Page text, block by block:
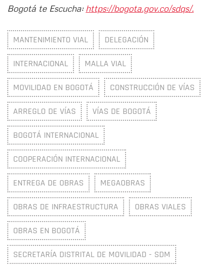
Bogotá te Escucha: https://bogota.gov.co/sdqs/.
MANTENIMIENTO VIAL DELEGACIÓN
INTERNACIONAL MALLA VIAL
MOVILIDAD EN BOGOTÁ CONSTRUCCIÓN DE VÍAS
ARREGLO DE VÍAS VÍAS DE BOGOTÁ
BOGOTÁ INTERNACIONAL
COOPERACIÓN INTERNACIONAL
ENTREGA DE OBRAS MEGAOBRAS
OBRAS DE INFRAESTRUCTURA OBRAS VIALES
OBRAS EN BOGOTÁ
SECRETARÍA DISTRITAL DE MOVILIDAD - SDM